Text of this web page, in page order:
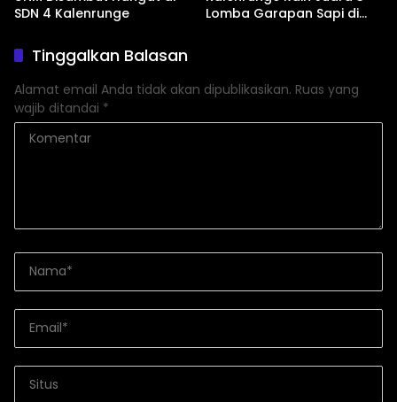
SDN 4 Kalenrunge
Lomba Garapan Sapi di
Tinggalkan Balasan
Alamat email Anda tidak akan dipublikasikan. Ruas yang
wajib ditandai *